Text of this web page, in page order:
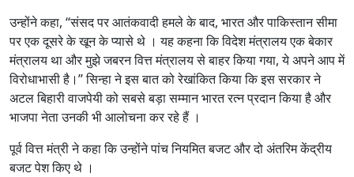
उन्होंने कहा, ‘‘संसद पर आतंकवादी हमले के बाद, भारत और पाकिस्तान सीमा
पर एक दूसरे के खून के प्यासे थे । यह कहना कि विदेश मंत्रालय एक बेकार
मंत्रालय था और मुझे जबरन वित्त मंत्रालय से बाहर किया गया, ये अपने आप में
विरोधाभासी है।’’ सिन्हा ने इस बात को रेखांकित किया कि इस सरकार ने
अटल बिहारी वाजपेयी को सबसे बड़ा सम्मान भारत रत्न प्रदान किया है और
भाजपा नेता उनकी भी आलोचना कर रहे हैं ।
पूर्व वित्त मंत्री ने कहा कि उन्होंने पांच नियमित बजट और दो अंतरिम केंद्रीय
बजट पेश किए थे ।